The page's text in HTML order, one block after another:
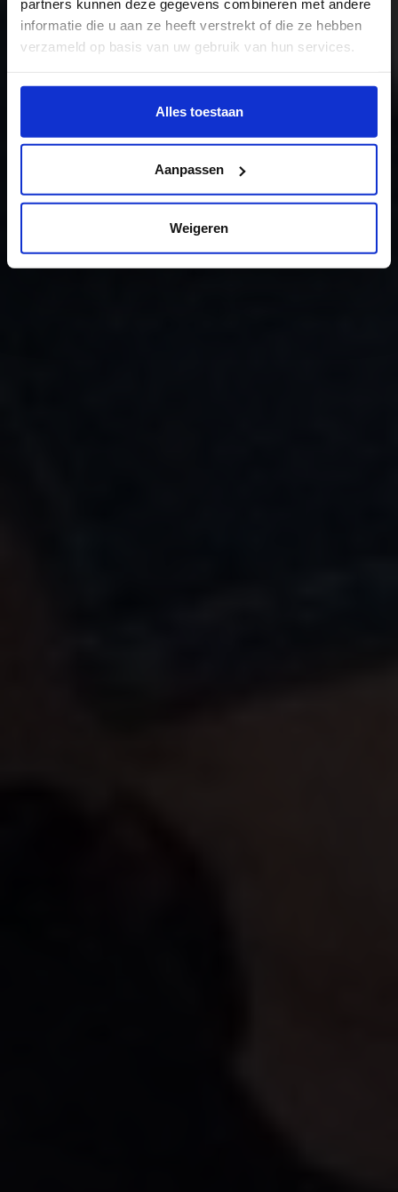
partners kunnen deze gegevens combineren met andere
informatie die u aan ze heeft verstrekt of die ze hebben
verzameld op basis van uw gebruik van hun services.
Wil je meer weten of de voorkeur aanpassen, bekijk dan
https://www.hku.nl/privacy-statement-en-
Alles toestaan
Aanpassen
Weigeren